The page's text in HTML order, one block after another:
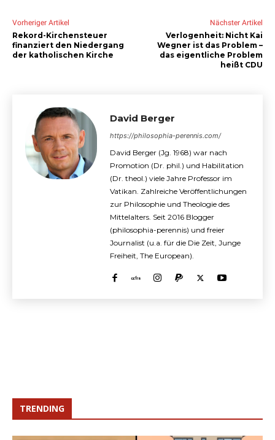
Vorheriger Artikel
Rekord-Kirchensteuer
finanziert den Niedergang
der katholischen Kirche
Nächster Artikel
Verlogenheit: Nicht Kai
Wegner ist das Problem –
das eigentliche Problem
heißt CDU
David Berger
https://philosophia-perennis.com/
David Berger (Jg. 1968) war nach
Promotion (Dr. phil.) und Habilitation
(Dr. theol.) viele Jahre Professor im
Vatikan. Zahlreiche Veröffentlichungen
zur Philosophie und Theologie des
Mittelalters. Seit 2016 Blogger
(philosophia-perennis) und freier
Journalist (u.a. für die Die Zeit, Junge
Freiheit, The European).
TRENDING